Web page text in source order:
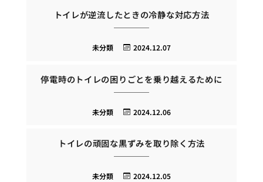
トイレが逆流したときの冷静な対応方法
2024.12.07
未分類
停電時のトイレの困りごとを乗り越えるために
2024.12.06
未分類
トイレの頑固な黒ずみを取り除く方法
2024.12.05
未分類